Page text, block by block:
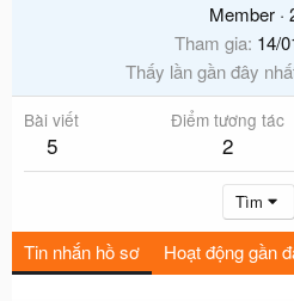
Member ·
Tham gia 14/
Thấy lần gần đây
Bài viết
5
Điểm tương tác
2
Tìm
Tin nhắn hồ sơ Hoạt động gần